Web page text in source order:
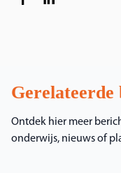
Gerelateerde
Ontdek hier meer
onderwijs, nieuws of